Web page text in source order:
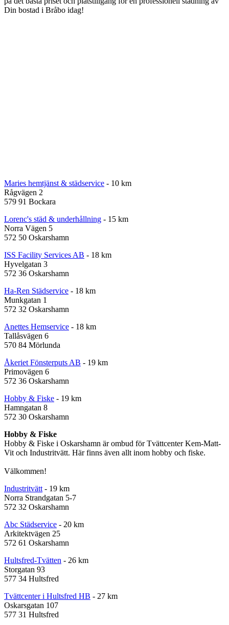
Din bostad i Bråbo idag!
Maries hemtjänst & städservice - 10 km
Rågvägen 2
579 91 Bockara
Lorenc's städ & underhållning - 15 km
Norra Vägen 5
572 50 Oskarshamn
ISS Facility Services AB - 18 km
Hyvelgatan 3
572 36 Oskarshamn
Ha-Ren Städservice - 18 km
Munkgatan 1
572 32 Oskarshamn
Anettes Hemservice - 18 km
Tallåsvägen 6
570 84 Mörlunda
Åkeriet Fönsterputs AB - 19 km
Primovägen 6
572 36 Oskarshamn
Hobby & Fiske - 19 km
Hamngatan 8
572 30 Oskarshamn
Hobby & Fiske
Hobby & Fiske i Oskarshamn är ombud för Tvättcenter Kem-Matt-
Vit och Industritvätt. Här finns även allt inom hobby och fiske.
Välkommen!
Industritvätt - 19 km
Norra Strandgatan 5-7
572 32 Oskarshamn
Abc Städservice - 20 km
Arkitektvägen 25
572 61 Oskarshamn
Hultsfred-Tvätten - 26 km
Storgatan 93
577 34 Hultsfred
Tvättcenter i Hultsfred HB - 27 km
Oskarsgatan 107
577 31 Hultsfred